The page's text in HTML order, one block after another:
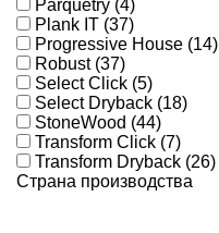
Parquetry (4)
Plank IT (37)
Progressive House (14)
Robust (37)
Select Click (5)
Select Dryback (18)
StoneWood (44)
Transform Click (7)
Transform Dryback (26)
Страна производства